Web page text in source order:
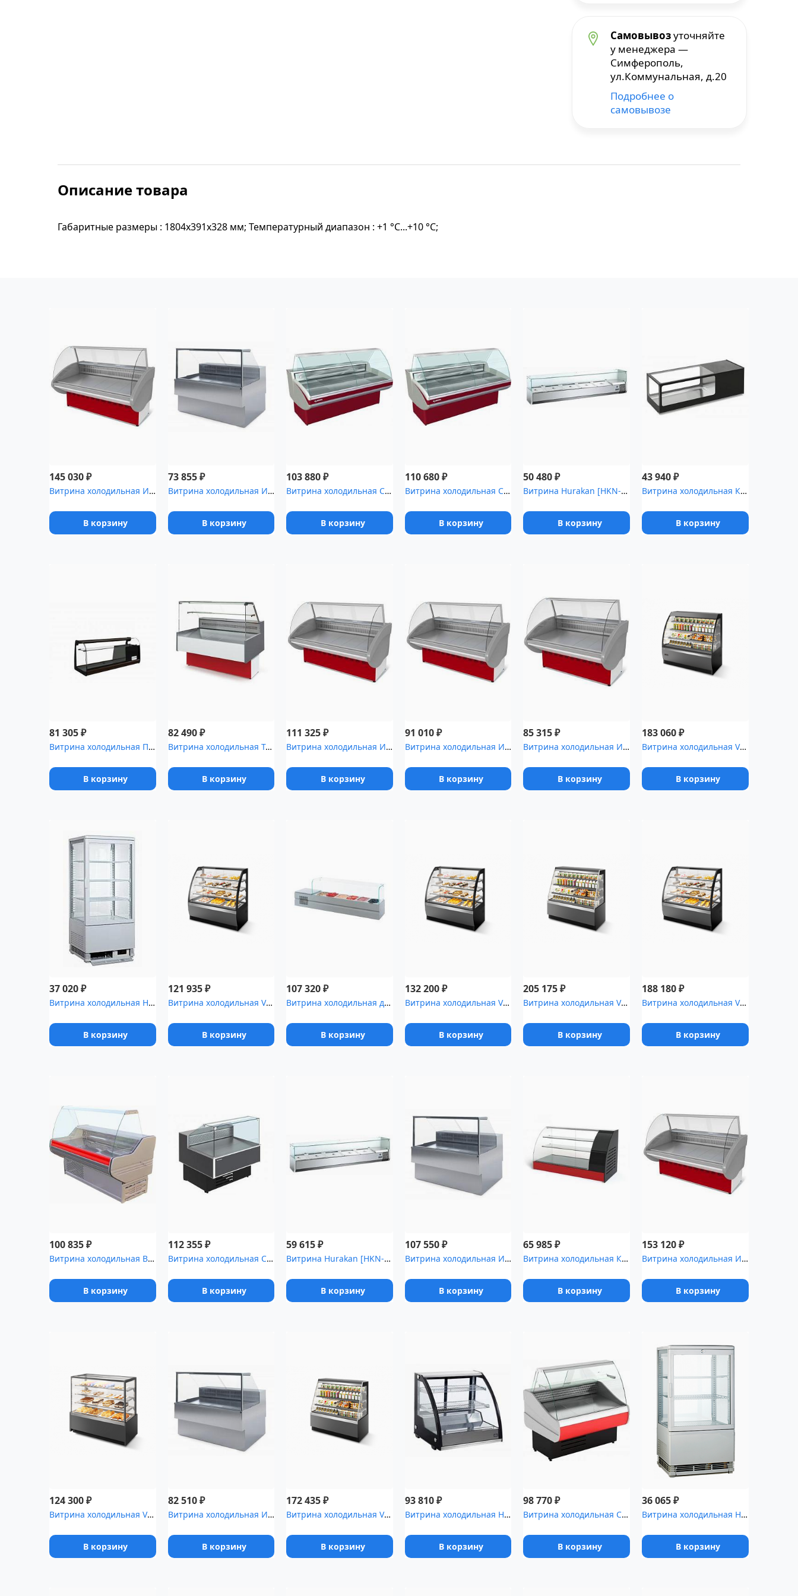
Самовывозуточняйте
у менеджера —
Симферополь,
ул.Коммунальная, д.20
Подробнее о
самовывозе
Описание товара
Габаритные размеры : 1804х391х328 мм; Температурный диапазон : +1 °C...+10 °C;
145 030₽
Витрина холодильная Илеть ,7 [ВХС-2 (статика)]
В корзину
73 855₽
Витрина холодильная Илеть ,2 Cube [ВХС-1 (статика)]
В корзину
103 880₽
Витрина холодильная CRYSPI Gamma-2 1200
В корзину
110 680₽
Витрина холодильная CRYSPI Gamma-2 1500
В корзину
50 480₽
Витрина Hurakan [HKN-VRX1500/380]
В корзину
43 940₽
Витрина холодильная Клио ,0 суши кейс [ВХС-1]
В корзину
81 305₽
Витрина холодильная ПОЛЮС Carboma ,5 XL [ВХСв-1]
В корзину
82 490₽
Витрина холодильная Таир .8 Cube [ВХС-1]
В корзину
111 325₽
Витрина холодильная Илеть ,4 [ВХС-2 (статика)]
В корзину
91 010₽
Витрина холодильная Илеть ,1 [ВХС-2 (статика)]
В корзину
85 315₽
Витрина холодильная Илеть ,2 [ВХС-1 (динамика)]
В корзину
183 060₽
Витрина холодильная VETE OF 90
В корзину
37 020₽
Витрина холодильная Hurakan [HKN-UPD78]
В корзину
121 935₽
Витрина холодильная VETE 90
В корзину
107 320₽
Витрина холодильная для компонентов пиццы [Болонезе-6]
В корзину
132 200₽
Витрина холодильная VETE 130
В корзину
205 175₽
Витрина холодильная VETE KUB OF 130
В корзину
188 180₽
Витрина холодильная VETE LUX 130
В корзину
100 835₽
Витрина холодильная BELINDA BC с полкой RAL3001 [2-150]
В корзину
112 355₽
Витрина холодильная CRYSPI ВПС Sonata Q 1200 [(RAL 7016)]
В корзину
59 615₽
Витрина Hurakan [HKN-VRX2000/380]
В корзину
107 550₽
Витрина холодильная Илеть ,1 Cube [ВХС-2 (динамика)]
В корзину
65 985₽
Витрина холодильная Клио ,0 [ВХСд-1]
В корзину
153 120₽
Витрина холодильная Илеть ,0 [ВХС-3 (статика)]
В корзину
124 300₽
Витрина холодильная VETE KUB 90
В корзину
82 510₽
Витрина холодильная Илеть ,5 Cube [ВХС-1 (динамика)]
В корзину
172 435₽
Витрина холодильная VETE KUB OF 90
В корзину
93 810₽
Витрина холодильная Hurakan [HKN-LPD130]
В корзину
98 770₽
Витрина холодильная CRYSPI Octava 1500
В корзину
36 065₽
Витрина холодильная Hurakan [HKN-UPD58]
В корзину